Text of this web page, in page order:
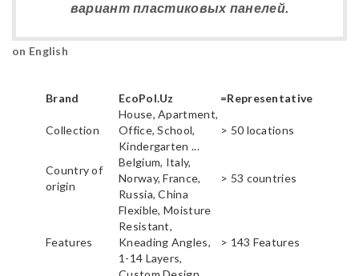
вариант пластиковых панелей.
on English
Brand EcoPol.Uz =Representative
Collection
House, Apartment,
Office, School,
Kindergarten ...
> 50 locations
Country of
origin
Belgium, Italy,
Norway, France,
Russia, China
> 53 countries
Features
Flexible, Moisture
Resistant,
Kneading Angles,
1-14 Layers,
> 143 Features